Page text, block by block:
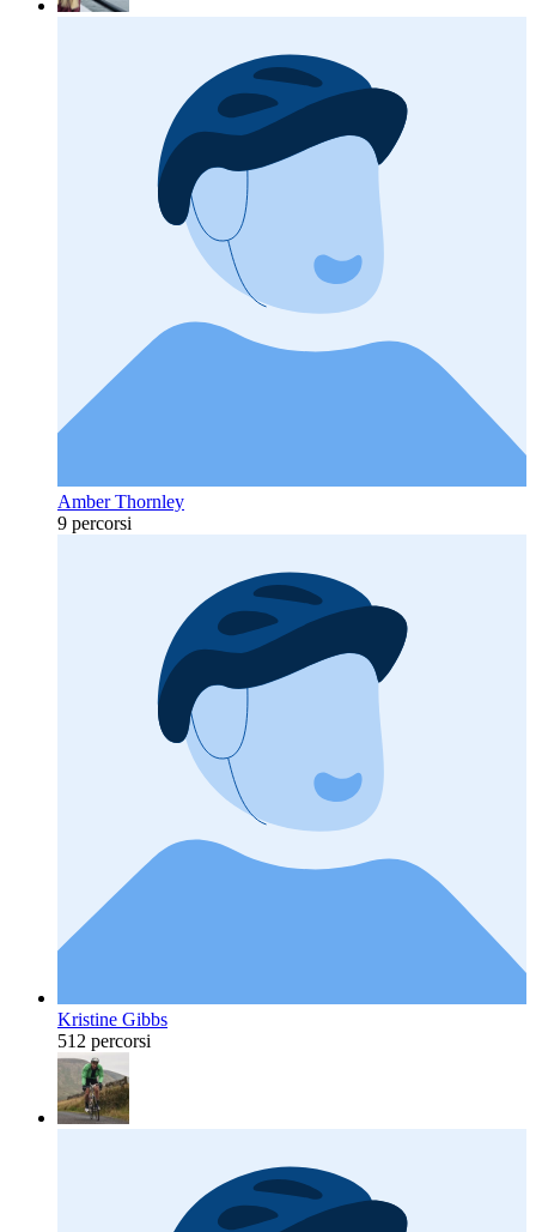
Amber Thornley
9 percorsi
Kristine Gibbs
512 percorsi